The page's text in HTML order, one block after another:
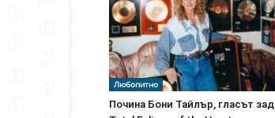
Любопитно
Почина Бони Тайлър, гласът зад